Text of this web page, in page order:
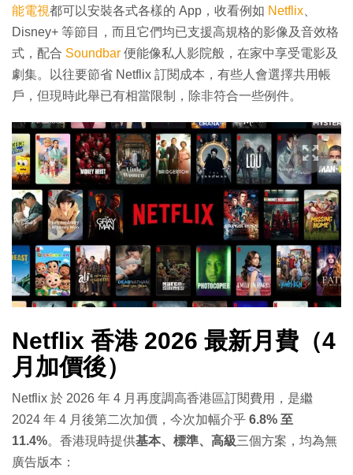
能電視都可以安裝各式各樣的 App，收看例如 Netflix
Disney+ 等節目，而且它們均已支援高規格的影像及音效格
式，配合 Soundbar 便能像私人影院般，在家中享受電影及
劇集。以往要節省 Netflix 訂閱成本，有些人會選擇共用帳
戶，但現時此舉已有相當限制，除非符合一些例件。
Netflix 香港 2026 最新月費（4
月加價後）
Netflix 於 2026 年 4 月再度調高香港區訂閱費用，是繼
2024 年 4 月後第二次加價，今次加幅介乎 6.8% 至
11.4%。香港現時提供基本、標準、高級三個方案，均為無
廣告版本：